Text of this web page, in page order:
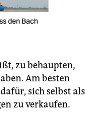
den Bach
zu behaupten,
Am besten
sich selbst als
zu verkaufen.